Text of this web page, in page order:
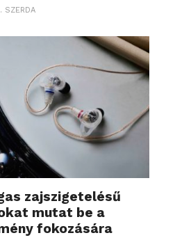
SZERDA
zajszigetelésű
mutat be a
fokozására